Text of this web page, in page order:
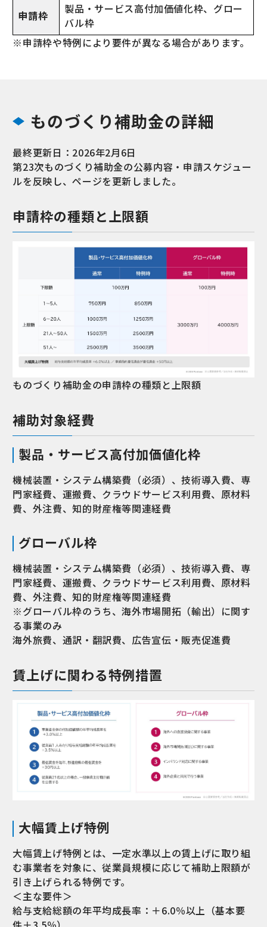
申請枠
製品・サービス高付加価値化枠、グロー
バル枠
※申請枠や特例により要件が異なる場合があります。
ものづくり補助金の詳細
最終更新日：2026年2月6日
第23次ものづくり補助金の公募内容・申請スケジュー
ルを反映し、ページを更新しました。
申請枠の種類と上限額
ものづくり補助金の申請枠の種類と上限額
補助対象経費
製品・サービス高付加価値化枠
機械装置・システム構築費（必須）、技術導入費、専
門家経費、運搬費、クラウドサービス利用費、原材料
費、外注費、知的財産権等関連経費
グローバル枠
機械装置・システム構築費（必須）、技術導入費、専
門家経費、運搬費、クラウドサービス利用費、原材料
費、外注費、知的財産権等関連経費
※グローバル枠のうち、海外市場開拓（輸出）に関す
る事業のみ
海外旅費、通訳・翻訳費、広告宣伝・販売促進費
賃上げに関わる特例措置
大幅賃上げ特例
大幅賃上げ特例とは、一定水準以上の賃上げに取り組
む事業者を対象に、従業員規模に応じて補助上限額が
引き上げられる特例です。
＜主な要件＞
給与支給総額の年平均成長率：＋6.0％以上（基本要